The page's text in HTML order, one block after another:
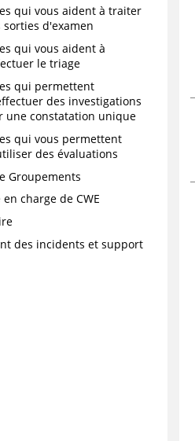
qui vous aident à traiter
sorties d'examen
qui vous aident à
le triage
qui permettent
des investigations
une constatation unique
qui vous permettent
des évaluations
Groupements
en charge de CWE
des incidents et support